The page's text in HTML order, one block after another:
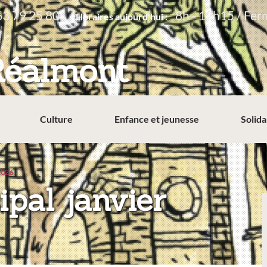
79 25 80 Horaires aujourd'hui : 8h - 12h15 /
Culture Enfance et jeunesse
janvier